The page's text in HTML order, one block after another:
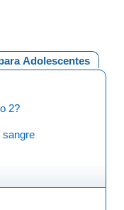
Adolescentes
2?
sangre